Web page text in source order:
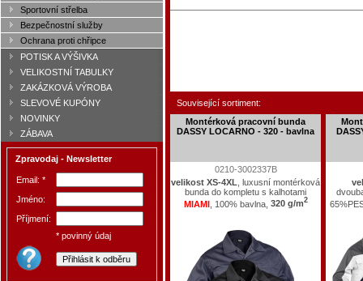
Sportovní střelba
Bezpečnostní služby
Ochrana proti chřipce
POTISK A VÝŠIVKA
VELIKOSTNÍ TABULKY
ZAKÁZKOVÁ VÝROBA
SLEVOVÉ KUPÓNY
NOVINKY
ZÁBAVA
Zpravodaj - Newsletter
Email: *
Jméno:
Příjmení:
* povinný údaj
Související sortiment:
Montérková pracovní bunda
DASSY LOCARNO - 320 - bavlna
0210-3002337B
velikost XS-4XL , luxusní montérková
bunda do kompletu s kalhotami
MIAMI, 100% bavlna, 320 g/m2